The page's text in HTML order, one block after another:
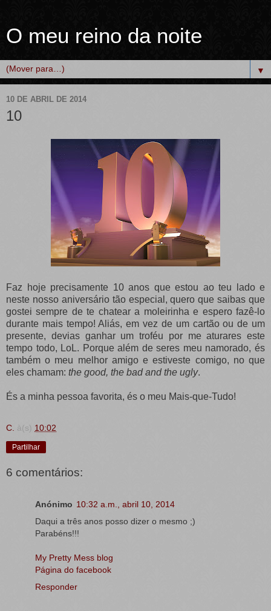
O meu reino da noite
▼
10 DE ABRIL DE 2014
10
Faz hoje precisamente 10 anos que estou ao teu lado e
neste nosso aniversário tão especial, quero que saibas que
gostei sempre de te chatear a moleirinha e espero fazê-lo
durante mais tempo! Aliás, em vez de um cartão ou de um
presente, devias ganhar um troféu por me aturares este
tempo todo, LoL. Porque além de seres meu namorado, és
também o meu melhor amigo e estiveste comigo, no que
eles chamam: the good, the bad and the ugly.
És a minha pessoa favorita, és o meu Mais-que-Tudo!
C. à(s) 10:02
Partilhar
6 comentários:
Anónimo 10:32 a.m., abril 10, 2014
Daqui a três anos posso dizer o mesmo ;)
Parabéns!!!
My Pretty Mess blog
Página do facebook
Responder